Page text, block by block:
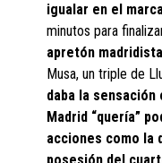
igualar en el
minutos para
apretón
Musa, un triple de
daba la
Madrid “quería”
acciones como la